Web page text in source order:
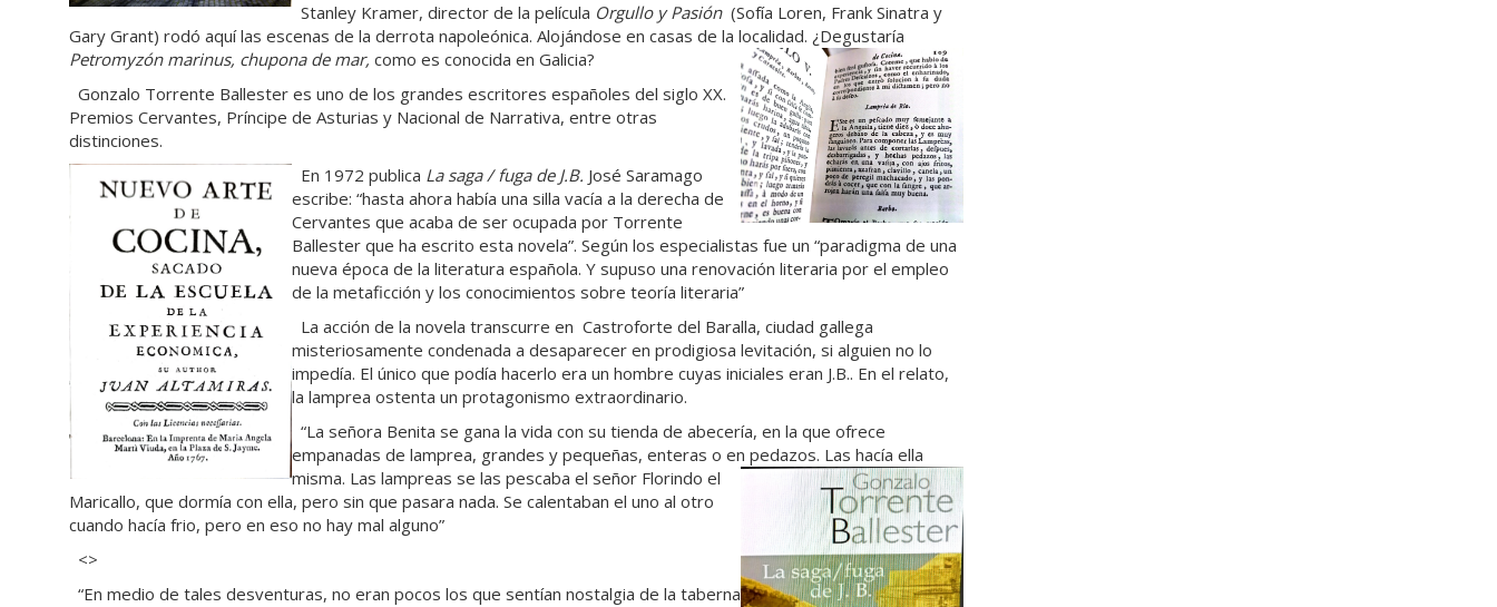
Stanley Kramer, director de la película Orgullo y Pasión(Sofía Loren, Frank Sinatra y
Gary Grant) rodó aquí las escenas de la derrota napoleónica. Alojándose en casas de la localidad. ¿Degustaría
Petromyzón marinus, chupona de mar, como es conocida en Galicia?
Gonzalo Torrente Ballester es uno de los grandes escritores españoles del siglo XX.
Premios Cervantes, Príncipe de Asturias y Nacional de Narrativa, entre otras
distinciones.
En 1972 publica La saga / fuga de J.B. José Saramago
escribe: “hasta ahora había una silla vacía a la derecha de
Cervantes que acaba de ser ocupada por Torrente
Ballester que ha escrito esta novela”. Según los especialistas fue un “paradigma de una
nueva época de la literatura española. Y supuso una renovación literaria por el empleo
de la metaficción y los conocimientos sobre teoría literaria”
La acción de la novela transcurre en Castroforte del Baralla, ciudad gallega
misteriosamente condenada a desaparecer en prodigiosa levitación, si alguien no lo
impedía. El único que podía hacerlo era un hombre cuyas iniciales eran J.B.. En el relato,
la lamprea ostenta un protagonismo extraordinario.
“La señora Benita se gana la vida con su tienda de abecería, en la que ofrece
empanadas de lamprea, grandes y pequeñas, enteras o en pedazos. Las hacía ella
misma. Las lampreas se las pescaba el señor Florindo el
Maricallo, que dormía con ella, pero sin que pasara nada. Se calentaban el uno al otro
cuando hacía frio, pero en eso no hay mal alguno”
<>
“En medio de tales desventuras, no eran pocos los que sentían nostalgia de la taberna